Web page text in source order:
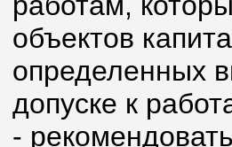
объектов
определенных
допуске к
-